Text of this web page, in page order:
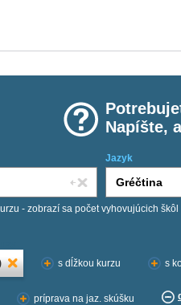
Napíšte,
Jazyk
- zobrazí sa počet vyhovujúcich škôl
s dĺžkou kurzu s
príprava na jaz. skúšku